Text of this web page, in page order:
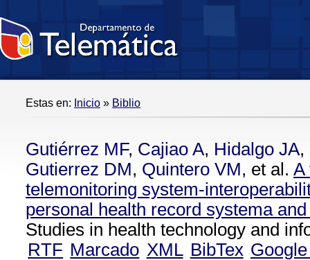
Estas en: Inicio » Biblio
Gutiérrez MF, Cajiao A, Hidalgo JA,
Gutierrez DM, Quintero VM, et al. A
telemonitoring system-
personal health record systema
Studies in health technology and
RTF Marcado XML BibTex